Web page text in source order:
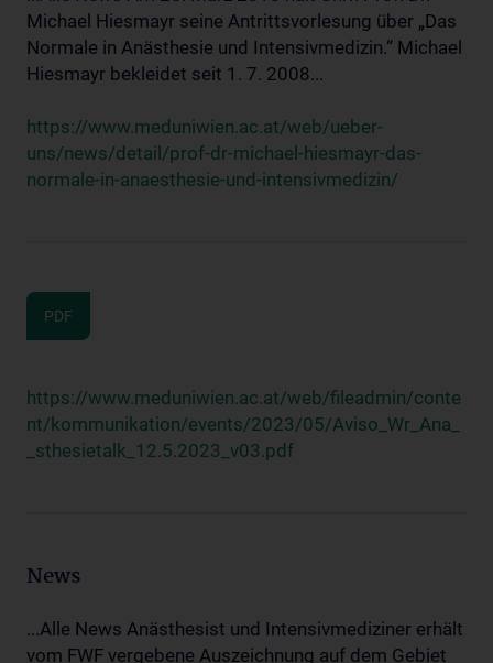
Michael Hiesmayr seine Antrittsvorlesung über „Das
Normale in Anästhesie und Intensivmedizin.“ Michael
Hiesmayr bekleidet seit 1. 7. 2008...
https://www.meduniwien.ac.at/web/ueber-
uns/news/detail/prof-dr-michael-hiesmayr-das-
normale-in-anaesthesie-und-intensivmedizin/
PDF
https://www.meduniwien.ac.at/web/fileadmin/conte
nt/kommunikation/events/2023/05/Aviso_Wr_Ana_
_sthesietalk_12.5.2023_v03.pdf
News
...Alle News Anästhesist und Intensivmediziner erhält
vom FWF vergebene Auszeichnung auf dem Gebiet